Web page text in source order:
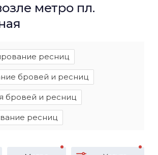
метро пл.
ресниц
бровей и ресниц
бровей и ресниц
ресниц